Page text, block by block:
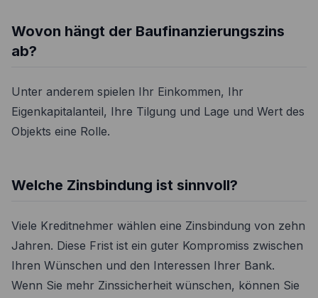
Wovon hängt der Baufinanzierungszins
ab?
Unter anderem spielen Ihr Einkommen, Ihr
Eigenkapitalanteil, Ihre Tilgung und Lage und Wert des
Objekts eine Rolle.
Welche Zinsbindung ist sinnvoll?
Viele Kreditnehmer wählen eine Zinsbindung von zehn
Jahren. Diese Frist ist ein guter Kompromiss zwischen
Ihren Wünschen und den Interessen Ihrer Bank.
Wenn Sie mehr Zinssicherheit wünschen, können Sie